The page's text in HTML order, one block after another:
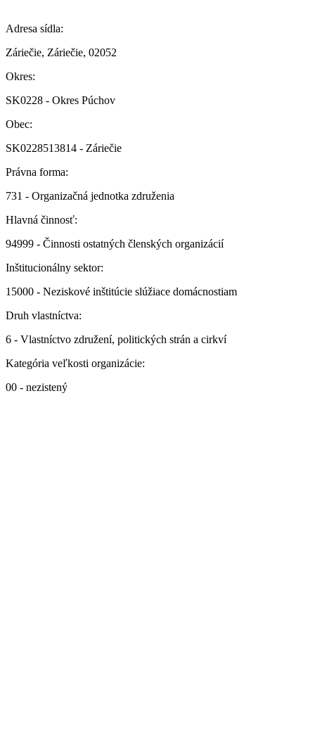
Adresa sídla:
Záriečie, Záriečie, 02052
Okres:
SK0228 - Okres Púchov
Obec:
SK0228513814 - Záriečie
Právna forma:
731 - Organizačná jednotka združenia
Hlavná činnosť:
94999 - Činnosti ostatných členských organizácií
Inštitucionálny sektor:
15000 - Neziskové inštitúcie slúžiace domácnostiam
Druh vlastníctva:
6 - Vlastníctvo združení, politických strán a cirkví
Kategória veľkosti organizácie:
00 - nezistený